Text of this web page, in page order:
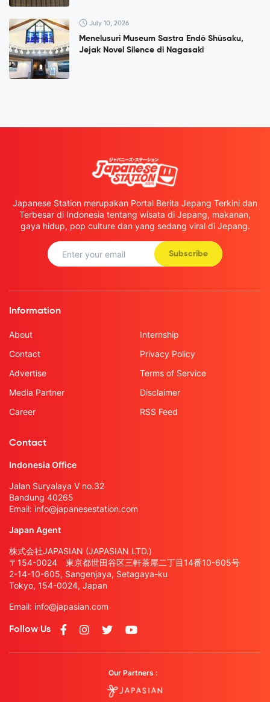
July 10, 2026
Menelusuri Museum Sastra Endō Shūsaku,
Jejak Novel Silence di Nagasaki
Japanese Station merupakan Portal Berita Jepang Terkini dan
Terbesar di Indonesia tentang wisata di Jepang, makanan,
gaya hidup, pop culture dan yang sedang viral di Jepang.
Subscribe
Information
About
Contact
Advertise
Media Partner
Career
Internship
Privacy Policy
Terms of Service
Disclaimer
RSS Feed
Contact
Indonesia Office
Jalan Suryalaya V no.32
Bandung 40265
Email: info@japanesestation.com
Japan Agent
株式会社JAPASIAN (JAPASIAN LTD.)
〒154-0024 東京都世田谷区三軒茶屋二丁目14番10-605号
2-14-10-605, Sangenjaya, Setagaya-ku
Tokyo, 154-0024, Japan
Email: info@japasian.com
Follow Us
Our Partners :